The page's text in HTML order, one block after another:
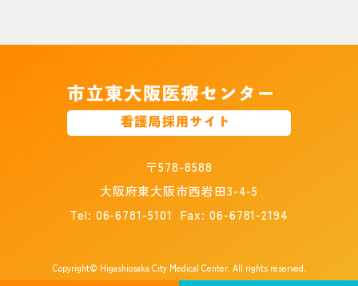
〒578-8588
大阪府東大阪市西岩田3-4-5
Tel: 06-6781-5101 Fax: 06-6781-2194
Copyright© Higashiosaka City Medical Center. All rights reserved.